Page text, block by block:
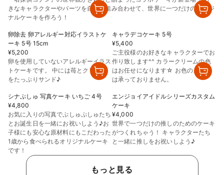
きなキャラクターやパーツを自由に組み合わせて、世界に一つだけのオリジ
ナルケーキを作ろう！
卵除去 卵アレルギー対応イラストケ
ーキ 5号 15cm
¥5,200
卵を使用していないアレルギーイラス
トケーキです。 中には苺とクリーム
をたっぷりサンド♪
キャラデコケーキ 5号
¥5,400
ご主役様のお好きなキャラクターでお
作り致します^^ カラークリームの色
はお任せになります☆ お色のご指定
は承っておりません。
シナぷしゅ 写真ケーキ いちご 4号
¥4,800
お気に入りの写真でぷしゅぷしゅたち
とお誕生日を一緒にお祝いしよう♪お
子様にも安心な原材料にもこだわった
1歳から食べられるオリジナルケーキ
です！
エンジョイアイドルシリーズカスタム
ケーキ
¥4,000
世界で一つだけの推しのためのケーキ
がつくれちゃう！ キャラクターたち
と一緒に推しをお祝いしよう♪
もっと見る